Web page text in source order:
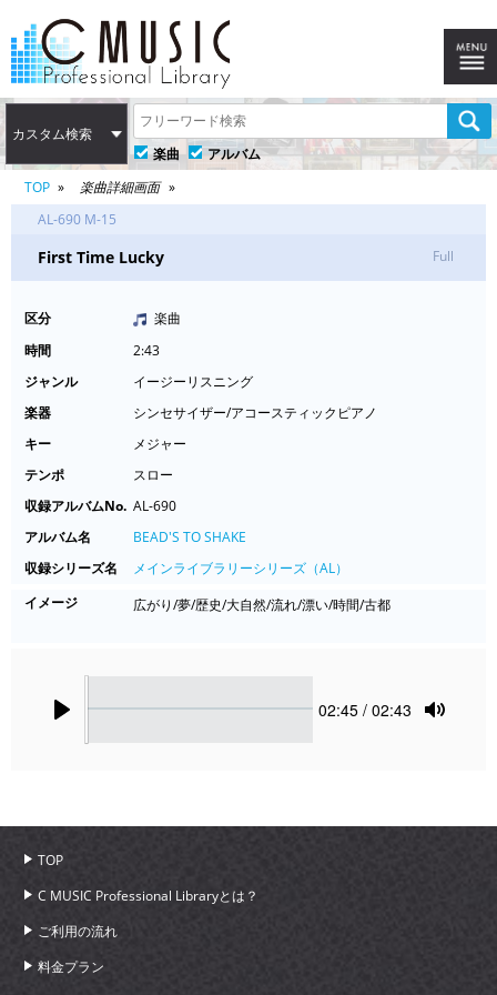
カスタム検索
楽曲
アルバム
TOP
楽曲詳細画面
AL-690 M-15
First Time Lucky Full
区分
楽曲
時間
2:43
ジャンル
イージーリスニング
楽器
シンセサイザー/アコースティックピアノ
キー
メジャー
テンポ
スロー
収録アルバムNo. AL-690
アルバム名
BEAD'S TO SHAKE
収録シリーズ名
メインライブラリーシリーズ（AL）
イメージ
広がり/夢/歴史/大自然/流れ/漂い/時間/古都
Current
02:45 / 02:43
TOP
C MUSIC Professional Libraryとは？
ご利用の流れ
料金プラン